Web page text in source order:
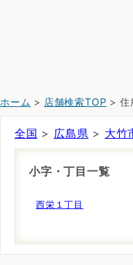
ホーム > 店舗検索TOP > 住
全国 > 広島県 > 大竹
小字・丁目一覧
西栄１丁目